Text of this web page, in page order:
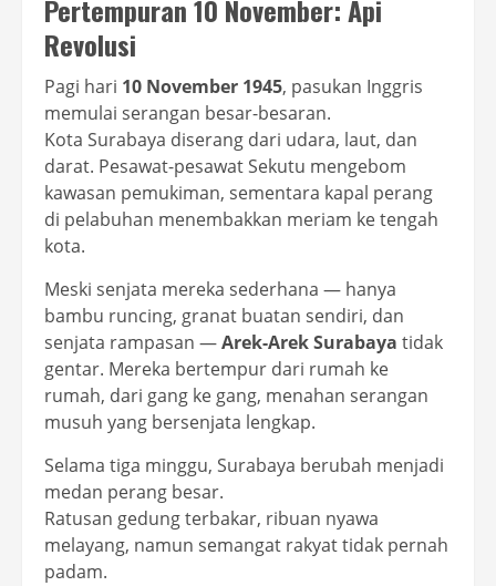
Pertempuran 10 November: Api
Revolusi
Pagi hari 10 November 1945, pasukan Inggris
memulai serangan besar-besaran.
Kota Surabaya diserang dari udara, laut, dan
darat. Pesawat-pesawat Sekutu mengebom
kawasan pemukiman, sementara kapal perang
di pelabuhan menembakkan meriam ke tengah
kota.
Meski senjata mereka sederhana — hanya
bambu runcing, granat buatan sendiri, dan
senjata rampasan —Arek-Arek Surabaya tidak
gentar. Mereka bertempur dari rumah ke
rumah, dari gang ke gang, menahan serangan
musuh yang bersenjata lengkap.
Selama tiga minggu, Surabaya berubah menjadi
medan perang besar.
Ratusan gedung terbakar, ribuan nyawa
melayang, namun semangat rakyat tidak pernah
padam.